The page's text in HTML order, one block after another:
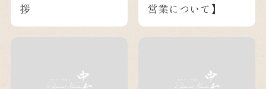
拶
営業について】